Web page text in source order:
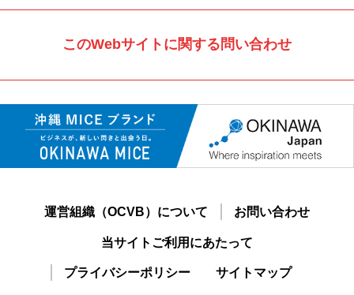
このWebサイトに関する問い合わせ
運営組織（OCVB）について お問い合わせ
当サイトご利用にあたって
プライバシーポリシー サイトマップ